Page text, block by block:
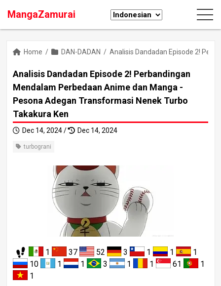
MangaZamurai
Home / DAN-DADAN / Analisis Dandadan Episode 2!
Analisis Dandadan Episode 2! Perbandingan
Mendalam Perbedaan Anime dan Manga -
Pesona Adegan Transformasi Nenek Turbo
Takakura Ken
Dec 14, 2024 / Dec 14, 2024
turbograni
1 37 52 3 1 1
1
10
1 1 3 1 1 61
1
1